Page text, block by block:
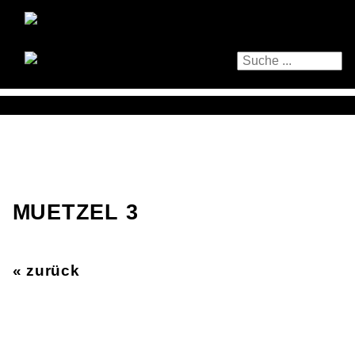
MUETZEL 3
« zurück